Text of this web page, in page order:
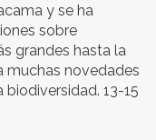
y se ha
sobre
grandes hasta la
muchas novedades
13-15